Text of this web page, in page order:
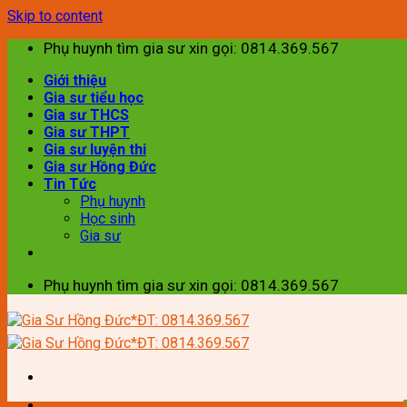
Skip to content
Phụ huynh tìm gia sư xin gọi: 0814.369.567
Giới thiệu
Gia sư tiểu học
Gia sư THCS
Gia sư THPT
Gia sư luyện thi
Gia sư Hồng Đức
Tin Tức
Phụ huynh
Học sinh
Gia sư
Phụ huynh tìm gia sư xin gọi: 0814.369.567